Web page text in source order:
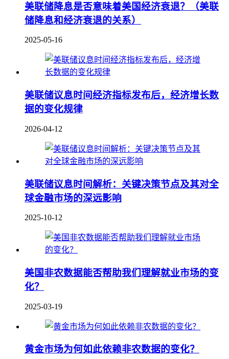
美联储降息是否意味着美国经济衰退？（美联
储降息和经济衰退的关系）
2025-05-16
美联储议息时间经济指标发布后，经济增长数
据的变化规律
2026-04-12
美联储议息时间解析：关键决策节点及其对全
球金融市场的深远影响
2025-10-12
美国非农数据能否帮助我们理解就业市场的变
化？
2025-03-19
黄金市场为何如此依赖非农数据的变化？